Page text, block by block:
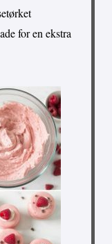
for en ekstra